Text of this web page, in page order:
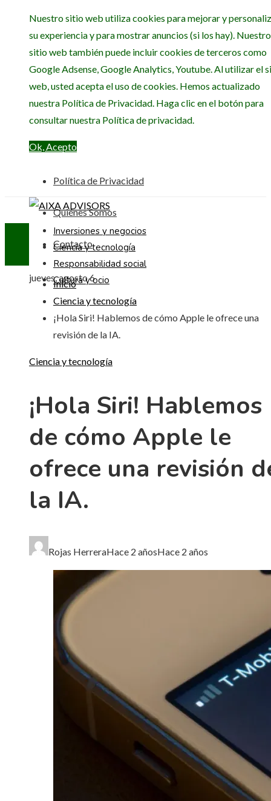
Nuestro sitio web utiliza cookies para mejorar y
su experiencia y para mostrar anuncios (si los hay). Nuestro
sitio web también puede incluir cookies de terceros como
Google Adsense, Google Analytics, Youtube. Al utilizar el
web, usted acepta el uso de cookies. Hemos actualizado
nuestra Política de Privacidad. Haga clic en el botón para
consultar nuestra Política de privacidad.
Ok, Acepto
Política de Privacidad
Quiénes Somos
Contacto
jueves, agosto 6
Inversiones y negocios
Ciencia y tecnología
Responsabilidad social
Cultura y ocio
Inicio
Ciencia y tecnología
¡Hola Siri! Hablemos de cómo Apple le ofrece una
revisión de la IA.
Ciencia y tecnología
¡Hola Siri! Hablemos
de cómo Apple le
ofrece una revisión
la IA.
Rojas HerreraHace 2 añosHace 2 años